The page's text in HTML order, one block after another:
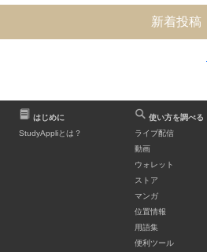
新着投稿
はじめに
StudyAppliとは？
使い方を調べる
ライブ配信
動画
ウォレット
ストア
マンガ
位置情報
用語集
便利ツール